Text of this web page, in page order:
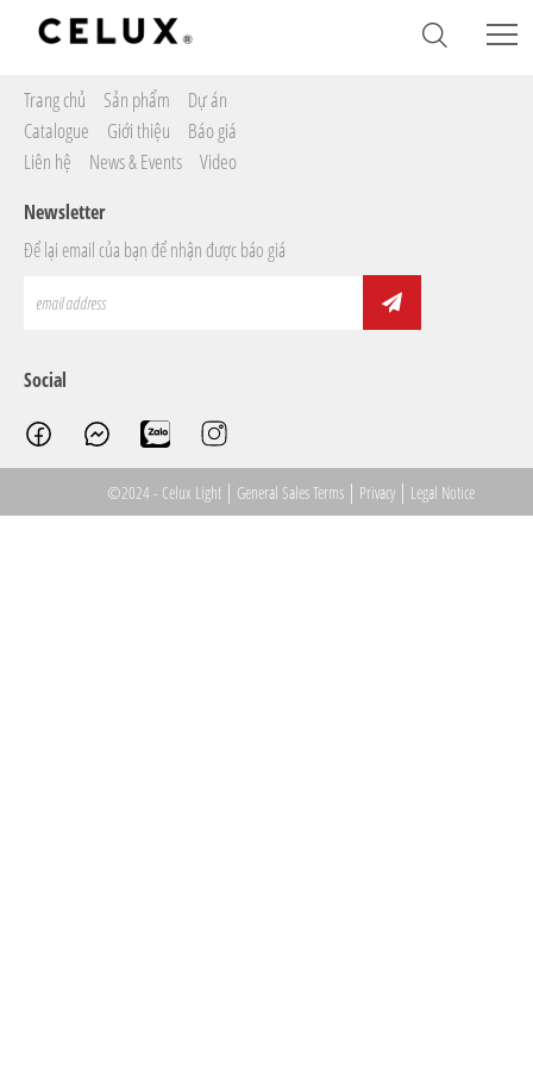
Trang chủ Sản phẩm
Dự án
Catalogue
Giới thiệu
Báo giá
Liên hệ
News & Events Video
Newsletter
Để lại email của bạn để nhận được báo giá
Social
©2024 - Celux Light| General Sales Terms| Privacy| Legal Notice